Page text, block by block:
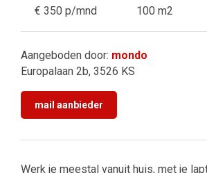
€ 350 p/mnd 100 m2
Aangeboden door: mondo
Europalaan 2b, 3526 KS
mail aanbieder
Werk je meestal vanuit huis, met je